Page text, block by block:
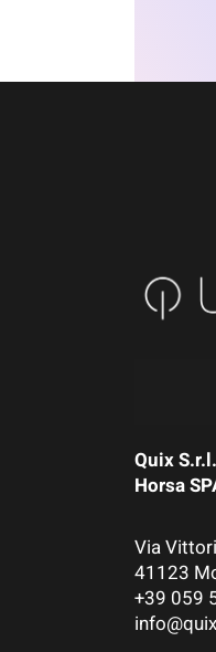
Quix
Horsa
Via
41123
+39 059